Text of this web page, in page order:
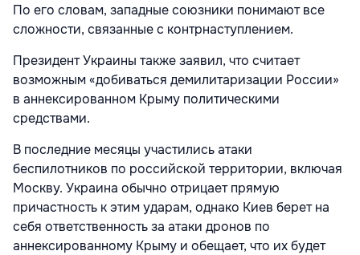
По его словам, западные союзники понимают все
сложности, связанные с контрнаступлением.
Президент Украины также заявил, что считает
возможным «добиваться демилитаризации России»
в аннексированном Крыму политическими
средствами.
В последние месяцы участились атаки
беспилотников по российской территории, включая
Москву. Украина обычно отрицает прямую
причастность к этим ударам, однако Киев берет на
себя ответственность за атаки дронов по
аннексированному Крыму и обещает, что их будет